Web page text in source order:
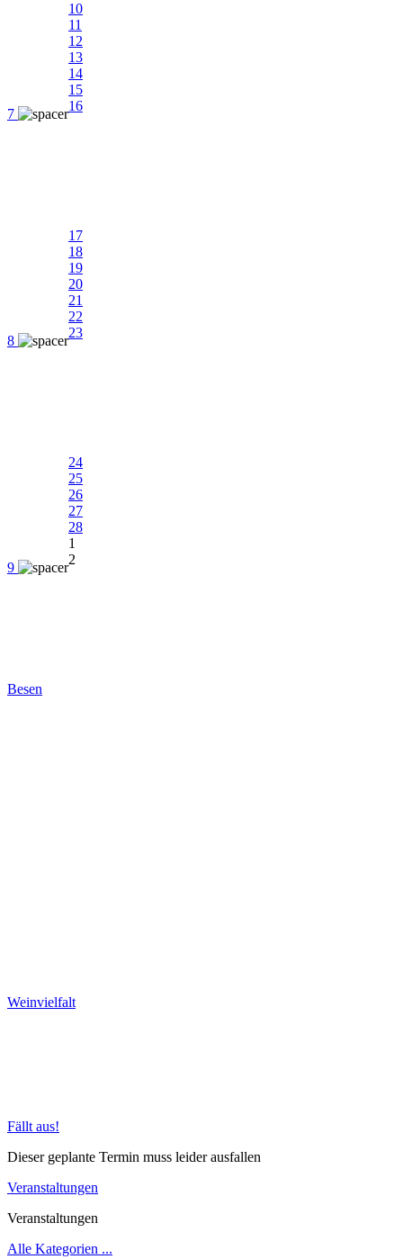
7
10
11
12
13
14
15
16
8
17
18
19
20
21
22
23
9
24
25
26
27
28
1
2
Besen
Weinvielfalt
Fällt aus!
Dieser geplante Termin muss leider ausfallen
Veranstaltungen
Veranstaltungen
Alle Kategorien ...